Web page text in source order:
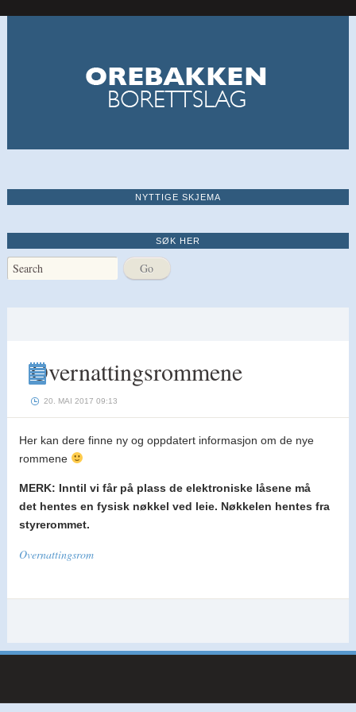
NYTTIGE SKJEMA
SØK HER
Overnattingsrommene
Overnattingsrommene
20. MAI 2017 09:13
Her kan dere finne ny og oppdatert informasjon om de nye
rommene
MERK: Inntil vi får på plass de elektroniske låsene må
det hentes en fysisk nøkkel ved leie. Nøkkelen hentes fra
styrerommet.
Overnattingsrom